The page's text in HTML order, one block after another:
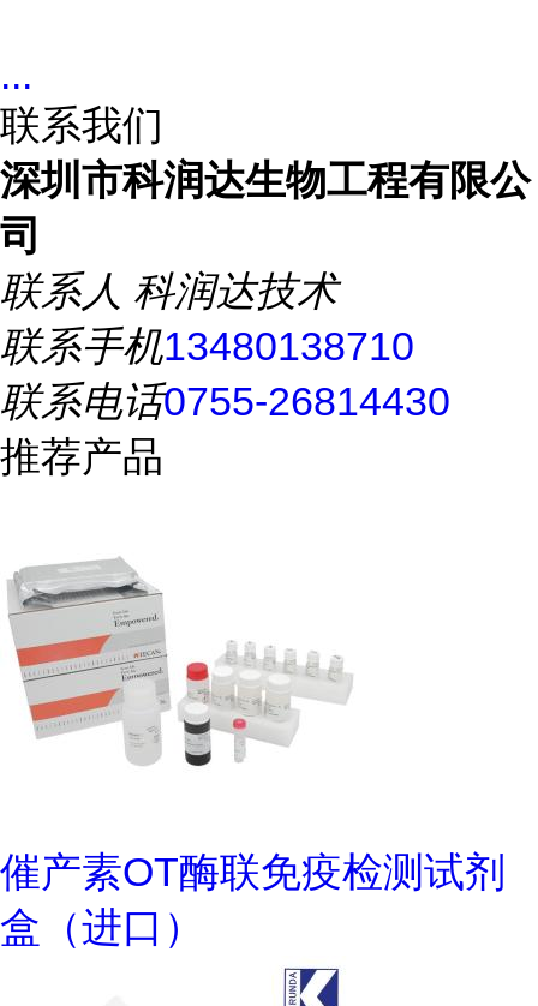
...
联系我们
深圳市科润达生物工程有限公
司
联系人 科润达技术
联系手机13480138710
联系电话0755-26814430
推荐产品
催产素OT酶联免疫检测试剂
盒（进口）